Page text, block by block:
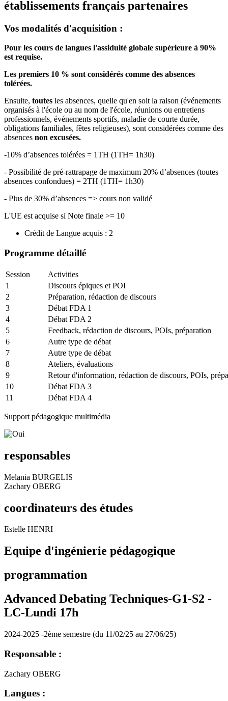
établissements français partenaires
Vos modalités d'acquisition :
Pour les cours de langues l'assiduité globale supérieure à 90%
est requise.
Les premiers 10 % sont considérés comme des absences
tolérées.
Ensuite, toutes les absences, quelle qu'en soit la raison (événements
organisés à l'école ou au nom de l'école, réunions ou entretiens
professionnels, événements sportifs, maladie de courte durée,
obligations familiales, fêtes religieuses), sont considérées comme des
absences non excusées.
-10% d’absences tolérées = 1TH (1TH= 1h30)
- Possibilité de pré-rattrapage de maximum 20% d’absences (toutes
absences confondues) = 2TH (1TH= 1h30)
- Plus de 30% d’absences => cours non validé
L'UE est acquise si Note finale >= 10
Crédit de Langue acquis : 2
Programme détaillé
Session
Activities
1
Discours épiques et POI
2
Préparation, rédaction de discours
3
Débat FDA 1
4
Débat FDA 2
5
Feedback, rédaction de discours, POIs, préparation
6
Autre type de débat
7
Autre type de débat
8
Ateliers, évaluations
9
Retour d'information, rédaction de discours, POIs,
10
Débat FDA 3
11
Débat FDA 4
Support pédagogique multimédia
responsables
Melania BURGELIS
Zachary OBERG
coordinateurs des études
Estelle HENRI
Equipe d'ingénierie pédagogique
programmation
Advanced Debating Techniques-G1-S2 -
LC-Lundi 17h
2024-2025 -2ème semestre (du 11/02/25 au 27/06/25)
Responsable :
Zachary OBERG
Langues :